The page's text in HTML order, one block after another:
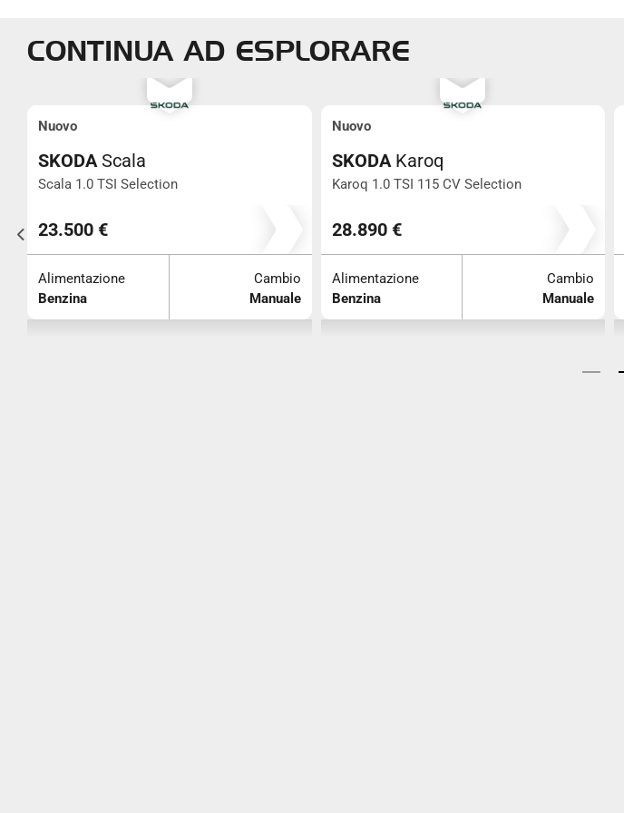
CONTINUA AD ESPLORARE
Nuovo
SKODA Scala
Scala 1.0 TSI Selection
0
23.500 €
Alimentazione
Benzina
Cambio
Manuale
Nuovo
SKODA Karoq
Karoq 1.0 TSI 115 CV Selection
0
28.890 €
Alimentazione
Benzina
Cambio
Manuale